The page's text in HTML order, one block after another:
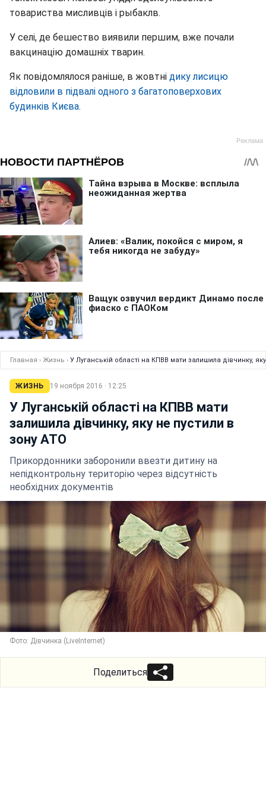
товариства мисливців і рыбаклв.
У селі, де бешество виявили першим, вже почали
вакцинацію домашніх тварин.
Як повідомлялося раніше, в жовтні дику лисицю
відловили в підвалі одного з багатоповерхових
будинків Києва.
Главная › Жизнь › У Луганській області на КПВВ мати залишила дівчинку,
ЖИЗНЬ 19 ноября 2016 · 12:25
У Луганській області на КПВВ мати
залишила дівчинку, яку не пустили в
зону АТО
Прикордонники заборонили ввезти дитину на
непідконтрольну територію через відсутність
необхідних документів
Фото: Дівчинка (LiveInternet)
Поделиться